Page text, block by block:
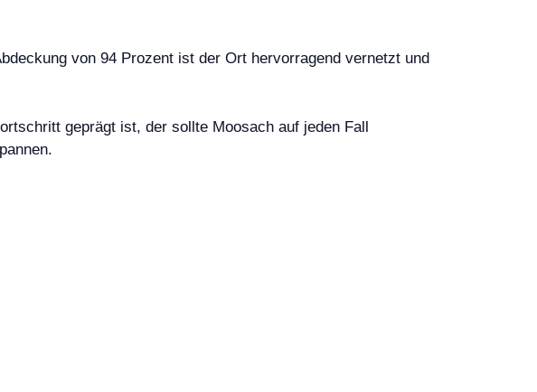
von 94 Prozent ist der Ort hervorragend vernetzt und
geprägt ist, der sollte Moosach auf jeden Fall